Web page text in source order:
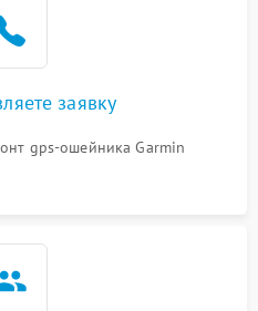
заявку
gps-ошейника Garmin